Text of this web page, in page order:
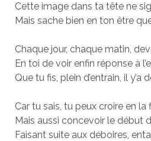
Cette image dans ta tête ne
Mais sache bien en ton être que
Chaque jour, chaque matin,
En toi de voir enfin réponse à
Que tu fis, plein d’entrain, il y’a
Car tu sais, tu peux croire en la
Mais aussi concevoir le début
Faisant suite aux déboires,